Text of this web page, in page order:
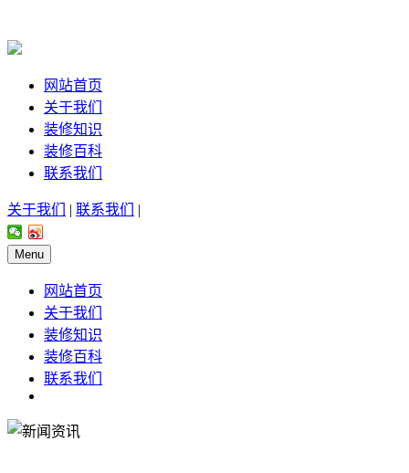
网站首页
关于我们
装修知识
装修百科
联系我们
关于我们 | 联系我们 |
Menu
网站首页
关于我们
装修知识
装修百科
联系我们